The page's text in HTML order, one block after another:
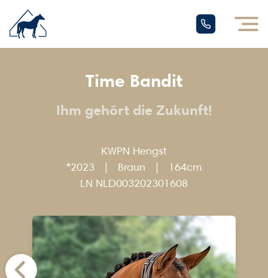
Time Bandit
Ihm gehört die Zukunft!
KWPN Hengst
*2023
Braun
164cm
LN NLD003202301608